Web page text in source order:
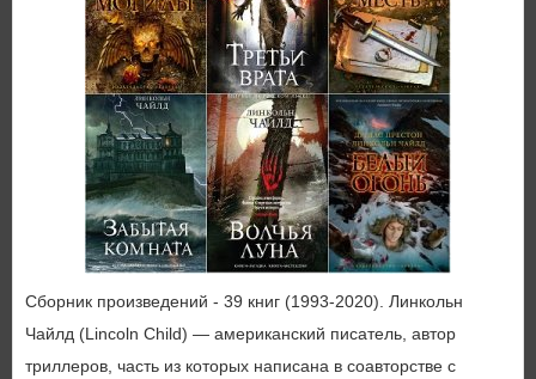
Сборник произведений - 39 книг (1993-2020). Линкольн
Чайлд (Lincoln Child) — американский писатель, автор
триллеров, часть из которых написана в соавторстве с